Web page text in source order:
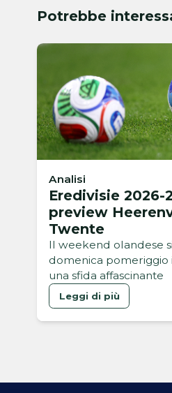
Potrebbe
Analisi
Eredivisie 2026-
preview
Twente
Il weekend olandese
domenica pomeriggio
una sfida affascinante
Leggi di più